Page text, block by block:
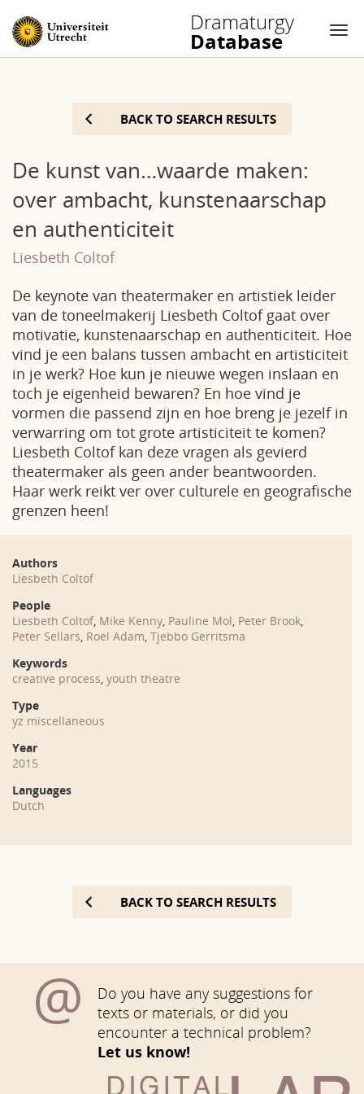
Dramaturgy
Database
BACK TO SEARCH RESULTS
De kunst van…waarde maken:
over ambacht, kunstenaarschap
en authenticiteit
Liesbeth Coltof
De keynote van theatermaker en artistiek leider
van de toneelmakerij Liesbeth Coltof gaat over
motivatie, kunstenaarschap en authenticiteit. Hoe
vind je een balans tussen ambacht en artisticiteit
in je werk? Hoe kun je nieuwe wegen inslaan en
toch je eigenheid bewaren? En hoe vind je
vormen die passend zijn en hoe breng je jezelf in
verwarring om tot grote artisticiteit te komen?
Liesbeth Coltof kan deze vragen als gevierd
theatermaker als geen ander beantwoorden.
Haar werk reikt ver over culturele en geografische
grenzen heen!
Authors
Liesbeth Coltof
People
Liesbeth Coltof, Mike Kenny, Pauline Mol, Peter Brook,
Peter Sellars, Roel Adam, Tjebbo Gerritsma
Keywords
creative process, youth theatre
Type
yz miscellaneous
Year
2015
Languages
Dutch
BACK TO SEARCH RESULTS
@
Do you have any suggestions for
texts or materials, or did you
encounter a technical problem?
Let us know!